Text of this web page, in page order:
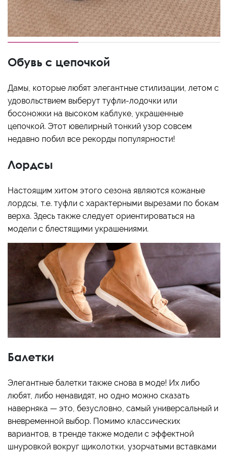
Обувь с цепочкой
Дамы, которые любят элегантные стилизации, летом с
удовольствием выберут туфли-лодочки или
босоножки на высоком каблуке, украшенные
цепочкой. Этот ювелирный тонкий узор совсем
недавно побил все рекорды популярности!
Лордсы
Настоящим хитом этого сезона являются кожаные
лордсы, т.е. туфли с характерными вырезами по бокам
верха. Здесь также следует ориентироваться на
модели с блестящими украшениями.
Балетки
Элегантные балетки также снова в моде! Их либо
любят, либо ненавидят, но одно можно сказать
наверняка — это, безусловно, самый универсальный и
вневременной выбор. Помимо классических
вариантов, в тренде также модели с эффектной
шнуровкой вокруг щиколотки, узорчатыми вставками